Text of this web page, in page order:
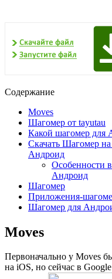
Содержание
Moves
Шагомер от tayutau
Какой шагомер для
Скачать Шагомер на
Андроид
Особенности
Андроид
Шагомер
Приложения-
Шагомер для
Moves
Первоначально у Moves
на iOS, но сейчас в